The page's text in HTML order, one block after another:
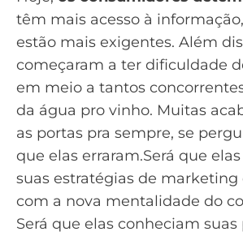
têm mais acesso à
estão mais exigentes. Além
começaram a ter dificuldade
em meio a tantos
da água pro vinho. Muitas
as portas pra sempre, se
que elas erraram.Será que
suas estratégias de marketing
com a nova mentalidade do
Será que elas conheciam suas